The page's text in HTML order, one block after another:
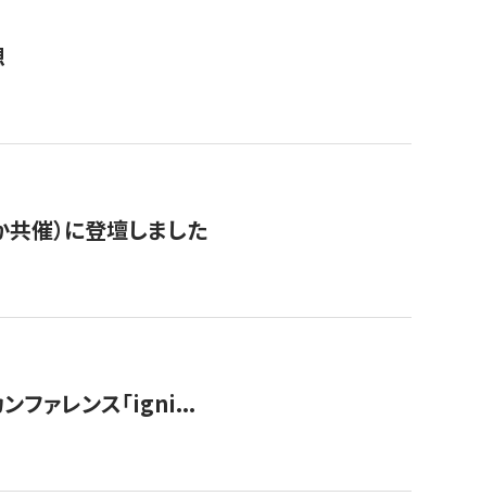
催）に登壇しました
ファレンス「igni...